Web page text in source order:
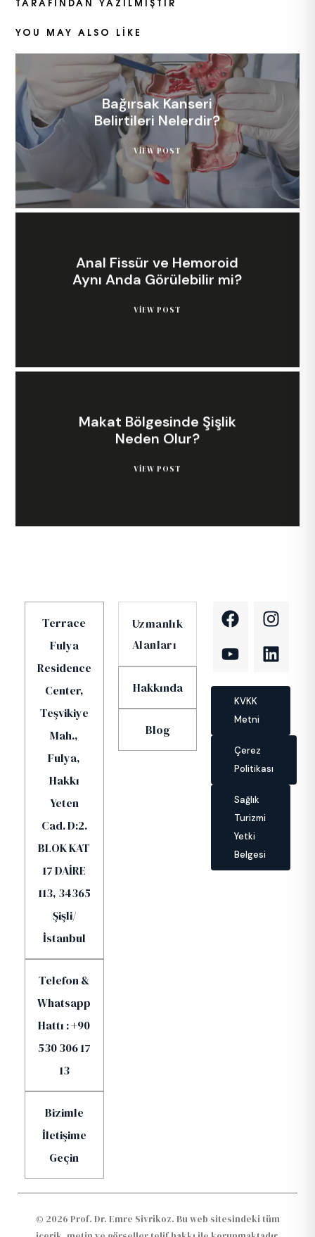
YOU MAY ALSO LIKE
Bağırsak Kanseri
Belirtileri Nelerdir?
VIEW POST
Anal Fissür ve Hemoroid
Aynı Anda Görülebilir mi?
VIEW POST
Makat Bölgesinde Şişlik
Neden Olur?
VIEW POST
Terrace
Fulya
Residence
Center,
Teşvikiye
Mah.,
Fulya,
Hakkı
Yeten
Cad. D:2.
BLOK KAT
17 DAİRE
113, 34365
Şişli/
İstanbul
Telefon &
Whatsapp
Hattı : +90
530 306 17
13
Bizimle
İletişime
Geçin
Uzmanlık
Alanları
Hakkında
Blog
KVKK
Metni
Çerez
Politikası
Sağlık
Turizmi
Yetki
Belgesi
© 2026 Prof. Dr. Emre Sivrikoz. Bu web sitesindeki tüm